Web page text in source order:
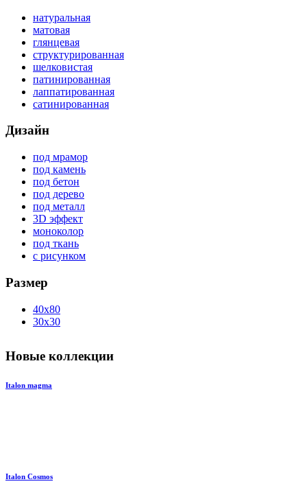
натуральная
матовая
глянцевая
структурированная
шелковистая
патинированная
лаппатированная
сатинированная
Дизайн
под мрамор
под камень
под бетон
под дерево
под металл
3D эффект
моноколор
под ткань
с рисунком
Размер
40x80
30x30
Новые коллекции
Italon magma
Italon Cosmos